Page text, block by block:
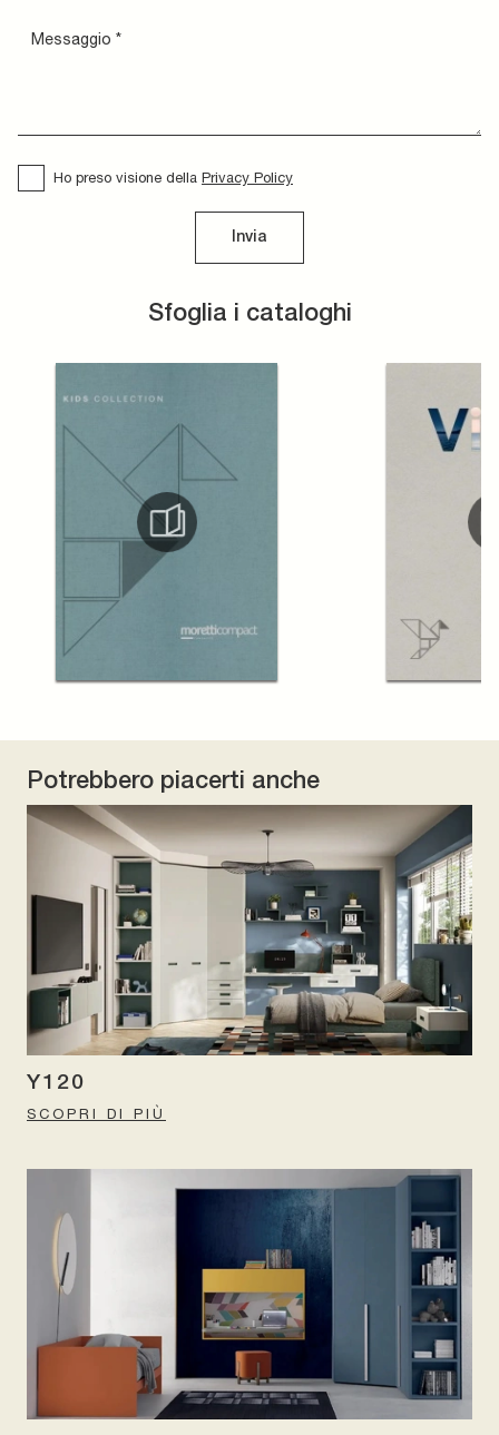
Sfoglia i cataloghi
Ho preso visione della Privacy Policy
Invia
Potrebbero piacerti anche
Y120
SCOPRI DI PIÙ